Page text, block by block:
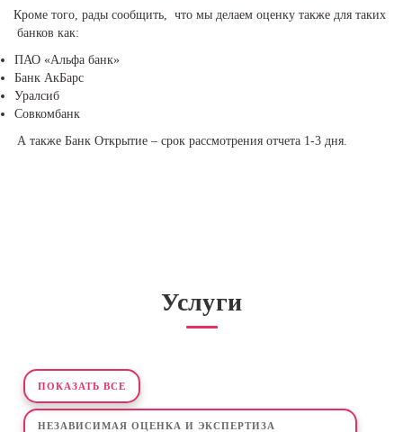
Кроме того, рады сообщить, что мы делаем оценку также для таких
банков как:
ПАО «Альфа банк»
Банк АкБарс
Уралсиб
Совкомбанк
А также Банк Открытие – срок рассмотрения отчета 1-3 дня.
Услуги
ПОКАЗАТЬ ВСЕ
НЕЗАВИСИМАЯ ОЦЕНКА И ЭКСПЕРТИЗА